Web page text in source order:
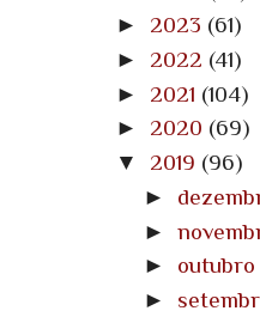
► 2023 (61)
► 2022 (41)
► 2021 (104)
► 2020 (69)
▼ 2019 (96)
►
►
► outubro
►